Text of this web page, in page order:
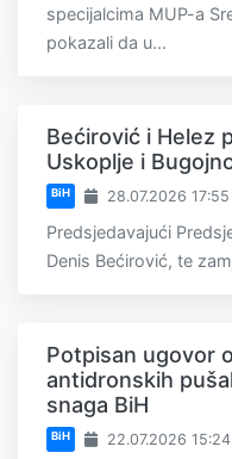
specijalcima MUP-a
pokazali da u...
Bećirović i Helez
Uskoplje i
BiH 28.07.2026 17:55
Predsjedavajući
Denis Bećirović, te
Potpisan ugovor
antidronskih
snaga BiH
BiH 22.07.2026 15:24